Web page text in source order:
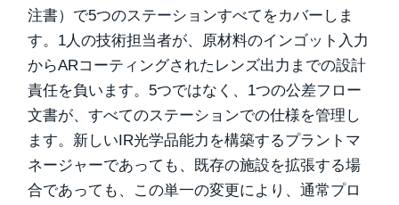
注書）で5つのステーションすべてをカバーしま
す。1人の技術担当者が、原材料のインゴット入力
からARコーティングされたレンズ出力までの設計
責任を負います。5つではなく、1つの公差フロー
文書が、すべてのステーションでの仕様を管理し
ます。新しいIR光学品能力を構築するプラントマ
ネージャーであっても、既存の施設を拡張する場
合であっても、この単一の変更により、通常プロ